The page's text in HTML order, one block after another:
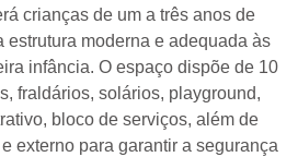
crianças de um a três anos de
estrutura moderna e adequada às
infância. O espaço dispõe de 10
fraldários, solários, playground,
bloco de serviços, além de
externo para garantir a segurança